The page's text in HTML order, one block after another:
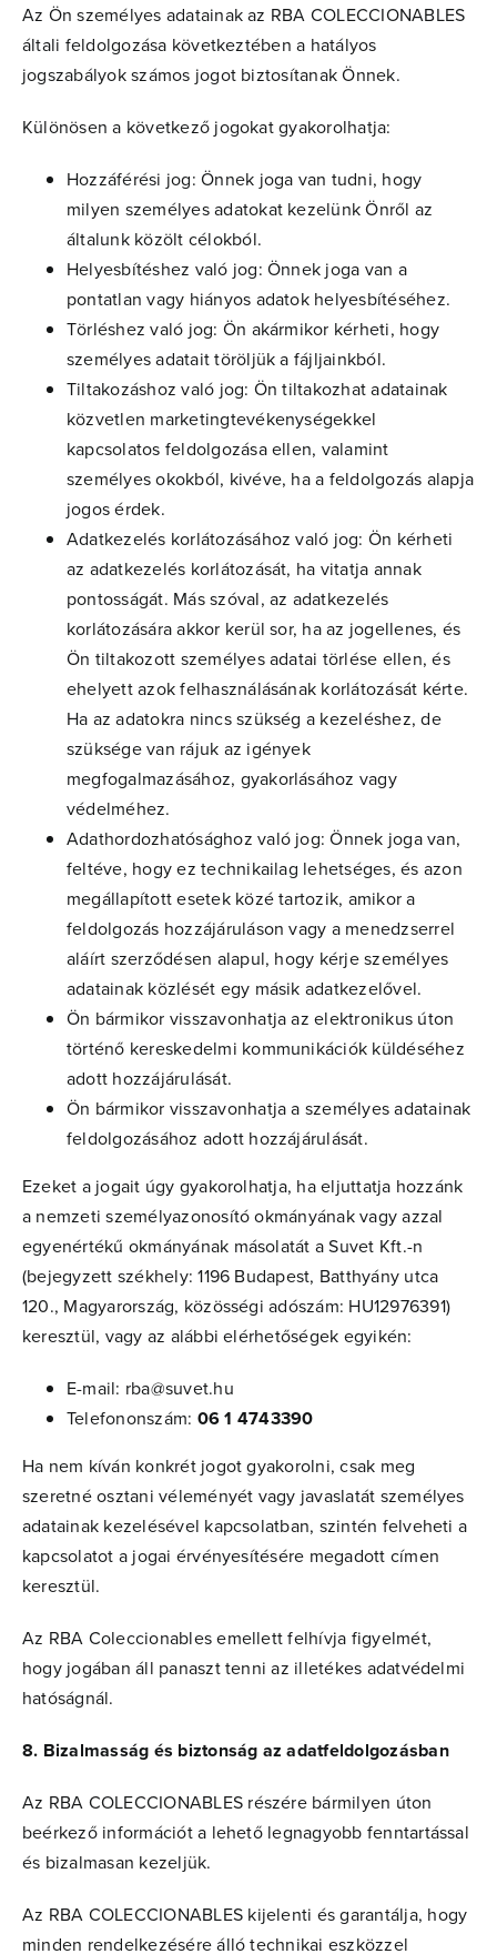
Az Ön személyes adatainak az RBA COLECCIONABLES
általi feldolgozása következtében a hatályos
jogszabályok számos jogot biztosítanak Önnek.
Különösen a következő jogokat gyakorolhatja:
Hozzáférési jog: Önnek joga van tudni, hogy
milyen személyes adatokat kezelünk Önről az
általunk közölt célokból.
Helyesbítéshez való jog: Önnek joga van a
pontatlan vagy hiányos adatok helyesbítéséhez.
Törléshez való jog: Ön akármikor kérheti, hogy
személyes adatait töröljük a fájljainkból.
Tiltakozáshoz való jog: Ön tiltakozhat adatainak
közvetlen marketingtevékenységekkel
kapcsolatos feldolgozása ellen, valamint
személyes okokból, kivéve, ha a feldolgozás alapja
jogos érdek.
Adatkezelés korlátozásához való jog: Ön kérheti
az adatkezelés korlátozását, ha vitatja annak
pontosságát. Más szóval, az adatkezelés
korlátozására akkor kerül sor, ha az jogellenes, és
Ön tiltakozott személyes adatai törlése ellen, és
ehelyett azok felhasználásának korlátozását kérte.
Ha az adatokra nincs szükség a kezeléshez, de
szüksége van rájuk az igények
megfogalmazásához, gyakorlásához vagy
védelméhez.
Adathordozhatósághoz való jog: Önnek joga van,
feltéve, hogy ez technikailag lehetséges, és azon
megállapított esetek közé tartozik, amikor a
feldolgozás hozzájáruláson vagy a menedzserrel
aláírt szerződésen alapul, hogy kérje személyes
adatainak közlését egy másik adatkezelővel.
Ön bármikor visszavonhatja az elektronikus úton
történő kereskedelmi kommunikációk küldéséhez
adott hozzájárulását.
Ön bármikor visszavonhatja a személyes adatainak
feldolgozásához adott hozzájárulását.
Ezeket a jogait úgy gyakorolhatja, ha eljuttatja hozzánk
a nemzeti személyazonosító okmányának vagy azzal
egyenértékű okmányának másolatát a Suvet Kft.-n
(bejegyzett székhely: 1196 Budapest, Batthyány utca
120., Magyarország, közösségi adószám: HU12976391)
keresztül, vagy az alábbi elérhetőségek egyikén:
E-mail: rba@suvet.hu
Telefononszám: 06 1 4743390
Ha nem kíván konkrét jogot gyakorolni, csak meg
szeretné osztani véleményét vagy javaslatát személyes
adatainak kezelésével kapcsolatban, szintén felveheti a
kapcsolatot a jogai érvényesítésére megadott címen
keresztül.
Az RBA Coleccionables emellett felhívja figyelmét,
hogy jogában áll panaszt tenni az illetékes adatvédelmi
hatóságnál.
8. Bizalmasság és biztonság az adatfeldolgozásban
Az RBA COLECCIONABLES részére bármilyen úton
beérkező információt a lehető legnagyobb fenntartással
és bizalmasan kezeljük.
Az RBA COLECCIONABLES kijelenti és garantálja, hogy
minden rendelkezésére álló technikai eszközzel